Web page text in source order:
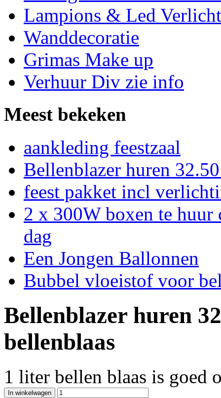
Lampions & Led
Wanddecoratie
Grimas Make up
Verhuur Div zie info
Meest bekeken
aankleding feestzaal
Bellenblazer huren
feest pakket incl
2 x 300W boxen te
dag
Een Jongen Ballonnen
Bubbel vloeistof voor
Bellenblazer huren
bellenblaas
1 liter bellen blaas is goed